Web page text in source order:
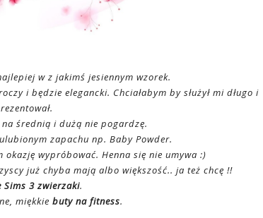
w z jakimś jesiennym wzorek.
i będzie elegancki. Chciałabym by służył mi długo i
na średnią i dużą nie pogardzę.
zapachu np. Baby Powder.
okazję wypróbować. Henna się nie umywa :)
już chyba mają albo większość.. ja też chcę !!
Sims 3 zwierzaki.
miękkie buty na fitness.